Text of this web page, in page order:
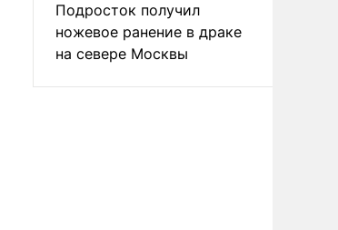
Подросток получил
ножевое ранение в драке
на севере Москвы